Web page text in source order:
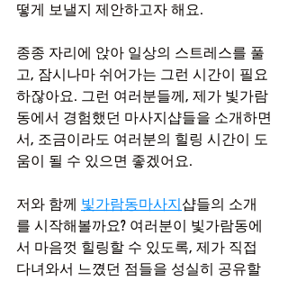
떻게 보낼지 제안하고자 해요.
종종 자리에 앉아 일상의 스트레스를 풀
고, 잠시나마 쉬어가는 그런 시간이 필요
하잖아요. 그런 여러분들께, 제가 빛가람
동에서 경험했던 마사지샵들을 소개하면
서, 조금이라도 여러분의 힐링 시간이 도
움이 될 수 있으면 좋겠어요.
저와 함께 빛가람동마사지샵들의 소개
를 시작해볼까요? 여러분이 빛가람동에
서 마음껏 힐링할 수 있도록, 제가 직접
다녀와서 느꼈던 점들을 성실히 공유할